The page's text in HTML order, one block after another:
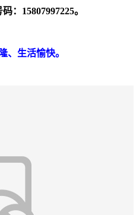
： 15807997225。
、生活愉快。